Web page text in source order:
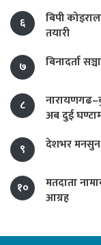
६
बिपी
तयारी
७
बिनादर्ता
८
अब दुई
९
देशभर मनसुन
१०
मतदाता
आग्रह